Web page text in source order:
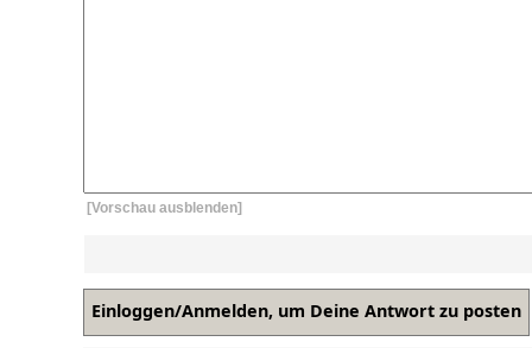
[Vorschau ausblenden]